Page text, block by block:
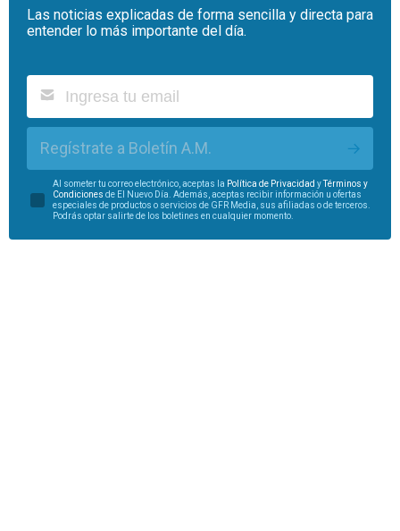
Las noticias explicadas de forma sencilla y directa para
entender lo más importante del día.
Regístrate a Boletín A.M.
Al someter tu correo electrónico, aceptas la Política de Privacidad yTérminos y
Condiciones de El Nuevo Día. Además, aceptas recibir información u ofertas
especiales de productos o servicios de GFR Media, sus afiliadas o de terceros.
Podrás optar salirte de los boletines en cualquier momento.